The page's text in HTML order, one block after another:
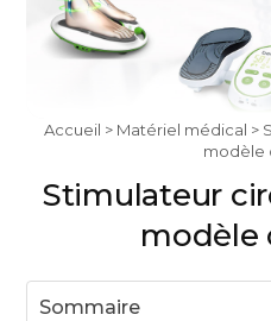
Accueil > Matériel médical >
modèle
Stimulateur
modèle
Sommaire